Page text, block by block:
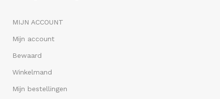
MIJN ACCOUNT
Mijn account
Bewaard
Winkelmand
Mijn bestellingen